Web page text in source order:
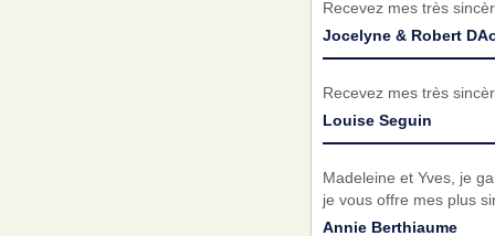
Recevez mes très
Jocelyne & Robert
Recevez mes très
Louise Seguin
Madeleine et Yves, je
je vous offre mes plus
Annie Berthiaume